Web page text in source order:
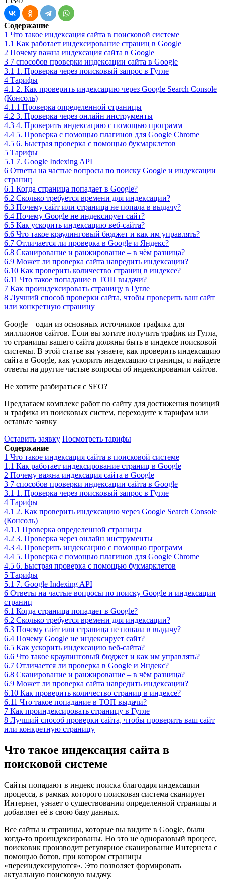
Содержание
1 Что такое индексация сайта в поисковой системе
1.1 Как работает индексирование страниц в Google
2 Почему важна индексация сайта в Google
3 7 способов проверки индексации сайта в Google
3.1 1. Проверка через поисковый запрос в Гугле
4 Тарифы
4.1 2. Как проверить индексацию через Google Search Console
(Консоль)
4.1.1 Проверка определенной страницы
4.2 3. Проверка через онлайн инструменты
4.3 4. Проверить индексацию с помощью программ
4.4 5. Проверка с помощью плагинов для Google Chrome
4.5 6. Быстрая проверка с помощью букмарклетов
5 Тарифы
5.1 7. Google Indexing API
6 Ответы на частые вопросы по поиску Google и индексации
страниц
6.1 Когда страница попадает в Google?
6.2 Сколько требуется времени для индексации?
6.3 Почему сайт или страница не попала в выдачу?
6.4 Почему Google не индексирует сайт?
6.5 Как ускорить индексацию веб-сайта?
6.6 Что такое краулинговый бюджет и как им управлять?
6.7 Отличается ли проверка в Google и Яндекс?
6.8 Сканирование и ранжирование – в чём разница?
6.9 Может ли проверка сайта навредить индексации?
6.10 Как проверить количество страниц в индексе?
6.11 Что такое попадание в ТОП выдачи?
7 Как проиндексировать страницу в Гугле
8 Лучший способ проверки сайта, чтобы проверить ваш сайт
или конкретную страницу
Google – один из основных источников трафика для
миллионов сайтов. Если вы хотите получить трафик из Гугла,
то страницы вашего сайта должны быть в индексе поисковой
системы. В этой статье вы узнаете, как проверить индексацию
сайта в Google, как ускорить индексацию страницы, и найдете
ответы на другие частые вопросы об индексировании сайтов.
Не хотите разбираться с SEO?
Предлагаем комплекс работ по сайту для достижения позиций
и трафика из поисковых систем, переходите к тарифам или
оставьте заявку
Оставить заявку Посмотреть тарифы
Содержание
1 Что такое индексация сайта в поисковой системе
1.1 Как работает индексирование страниц в Google
2 Почему важна индексация сайта в Google
3 7 способов проверки индексации сайта в Google
3.1 1. Проверка через поисковый запрос в Гугле
4 Тарифы
4.1 2. Как проверить индексацию через Google Search Console
(Консоль)
4.1.1 Проверка определенной страницы
4.2 3. Проверка через онлайн инструменты
4.3 4. Проверить индексацию с помощью программ
4.4 5. Проверка с помощью плагинов для Google Chrome
4.5 6. Быстрая проверка с помощью букмарклетов
5 Тарифы
5.1 7. Google Indexing API
6 Ответы на частые вопросы по поиску Google и индексации
страниц
6.1 Когда страница попадает в Google?
6.2 Сколько требуется времени для индексации?
6.3 Почему сайт или страница не попала в выдачу?
6.4 Почему Google не индексирует сайт?
6.5 Как ускорить индексацию веб-сайта?
6.6 Что такое краулинговый бюджет и как им управлять?
6.7 Отличается ли проверка в Google и Яндекс?
6.8 Сканирование и ранжирование – в чём разница?
6.9 Может ли проверка сайта навредить индексации?
6.10 Как проверить количество страниц в индексе?
6.11 Что такое попадание в ТОП выдачи?
7 Как проиндексировать страницу в Гугле
8 Лучший способ проверки сайта, чтобы проверить ваш сайт
или конкретную страницу
Что такое индексация сайта в
поисковой системе
Сайты попадают в индекс поиска благодаря индексации –
процесса, в рамках которого поисковая система сканирует
Интернет, узнает о существовании определенной страницы и
добавляет её в свою базу данных.
Все сайты и страницы, которые вы видите в Google, были
когда-то проиндексированы. Но это не одноразовый процесс,
поисковик производит регулярное сканирование Интернета с
помощью ботов, при котором страницы
«переиндексируются». Это позволяет формировать
актуальную поисковую выдачу.